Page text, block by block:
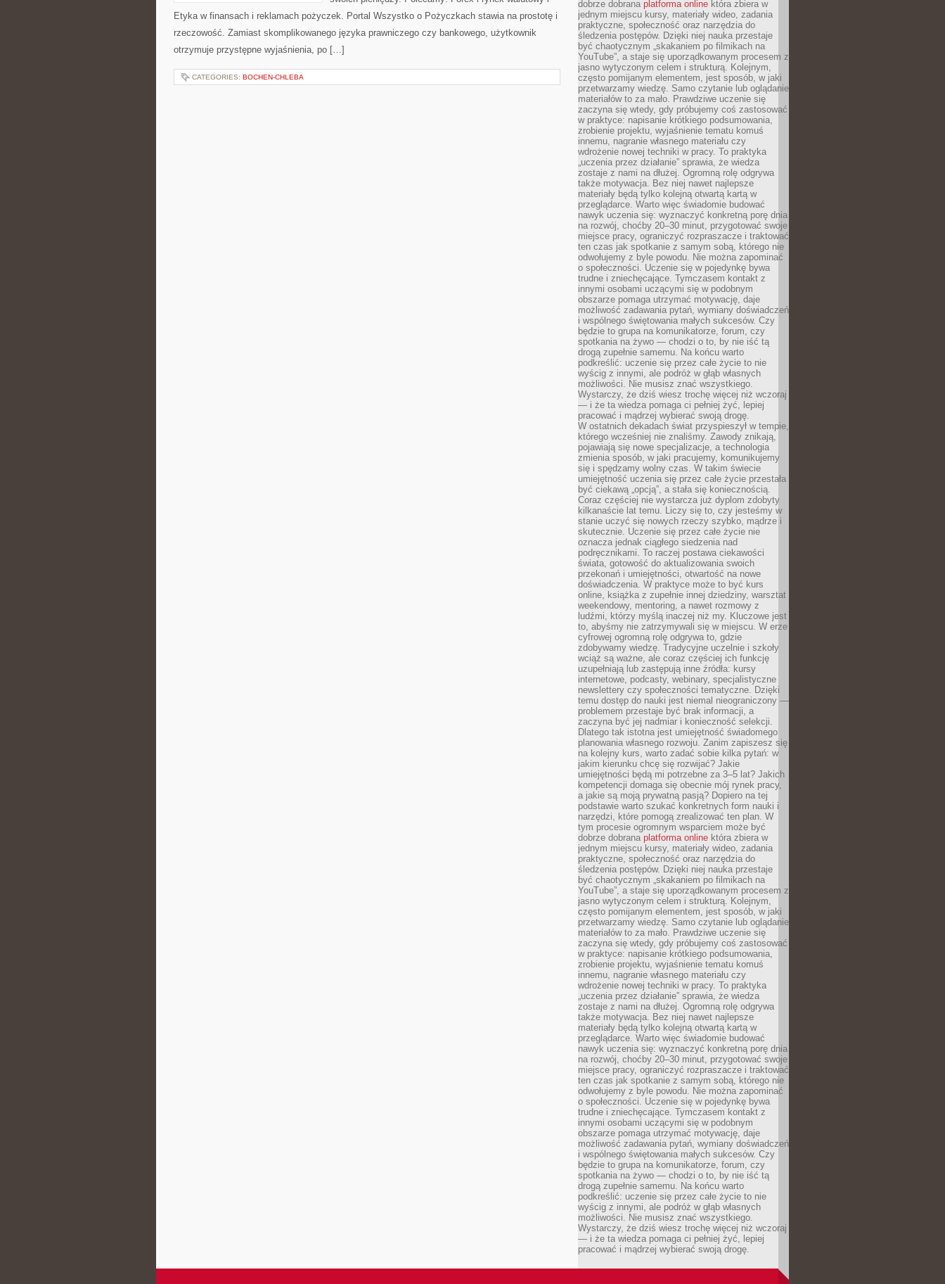
Etyka w finansach i reklamach pożyczek. Portal Wszystko o Pożyczkach stawia na prostotę i
rzeczowość. Zamiast skomplikowanego języka prawniczego czy bankowego, użytkownik
otrzymuje przystępne wyjaśnienia, po […]
CATEGORIES: BOCHEN-CHLEBA
dobrze dobrana platforma online która zbiera w
jednym miejscu kursy, materiały wideo, zadania
praktyczne, społeczność oraz narzędzia do
śledzenia postępów. Dzięki niej nauka przestaje
być chaotycznym „skakaniem po filmikach na
YouTube”, a staje się uporządkowanym procesem z
jasno wytyczonym celem i strukturą. Kolejnym,
często pomijanym elementem, jest sposób, w jaki
przetwarzamy wiedzę. Samo czytanie lub oglądanie
materiałów to za mało. Prawdziwe uczenie się
zaczyna się wtedy, gdy próbujemy coś zastosować
w praktyce: napisanie krótkiego podsumowania,
zrobienie projektu, wyjaśnienie tematu komuś
innemu, nagranie własnego materiału czy
wdrożenie nowej techniki w pracy. To praktyka
„uczenia przez działanie” sprawia, że wiedza
zostaje z nami na dłużej. Ogromną rolę odgrywa
także motywacja. Bez niej nawet najlepsze
materiały będą tylko kolejną otwartą kartą w
przeglądarce. Warto więc świadomie budować
nawyk uczenia się: wyznaczyć konkretną porę dnia
na rozwój, choćby 20–30 minut, przygotować swoje
miejsce pracy, ograniczyć rozpraszacze i traktować
ten czas jak spotkanie z samym sobą, którego nie
odwołujemy z byle powodu. Nie można zapominać
o społeczności. Uczenie się w pojedynkę bywa
trudne i zniechęcające. Tymczasem kontakt z
innymi osobami uczącymi się w podobnym
obszarze pomaga utrzymać motywację, daje
możliwość zadawania pytań, wymiany doświadczeń
i wspólnego świętowania małych sukcesów. Czy
będzie to grupa na komunikatorze, forum, czy
spotkania na żywo — chodzi o to, by nie iść tą
drogą zupełnie samemu. Na końcu warto
podkreślić: uczenie się przez całe życie to nie
wyścig z innymi, ale podróż w głąb własnych
możliwości. Nie musisz znać wszystkiego.
Wystarczy, że dziś wiesz trochę więcej niż wczoraj
— i że ta wiedza pomaga ci pełniej żyć, lepiej
pracować i mądrzej wybierać swoją drogę.
W ostatnich dekadach świat przyspieszył w tempie,
którego wcześniej nie znaliśmy. Zawody znikają,
pojawiają się nowe specjalizacje, a technologia
zmienia sposób, w jaki pracujemy, komunikujemy
się i spędzamy wolny czas. W takim świecie
umiejętność uczenia się przez całe życie przestała
być ciekawą „opcją”, a stała się koniecznością.
Coraz częściej nie wystarcza już dyplom zdobyty
kilkanaście lat temu. Liczy się to, czy jesteśmy w
stanie uczyć się nowych rzeczy szybko, mądrze i
skutecznie. Uczenie się przez całe życie nie
oznacza jednak ciągłego siedzenia nad
podręcznikami. To raczej postawa ciekawości
świata, gotowość do aktualizowania swoich
przekonań i umiejętności, otwartość na nowe
doświadczenia. W praktyce może to być kurs
online, książka z zupełnie innej dziedziny, warsztat
weekendowy, mentoring, a nawet rozmowy z
ludźmi, którzy myślą inaczej niż my. Kluczowe jest
to, abyśmy nie zatrzymywali się w miejscu. W erze
cyfrowej ogromną rolę odgrywa to, gdzie
zdobywamy wiedzę. Tradycyjne uczelnie i szkoły
wciąż są ważne, ale coraz częściej ich funkcję
uzupełniają lub zastępują inne źródła: kursy
internetowe, podcasty, webinary, specjalistyczne
newslettery czy społeczności tematyczne. Dzięki
temu dostęp do nauki jest niemal nieograniczony —
problemem przestaje być brak informacji, a
zaczyna być jej nadmiar i konieczność selekcji.
Dlatego tak istotna jest umiejętność świadomego
planowania własnego rozwoju. Zanim zapiszesz się
na kolejny kurs, warto zadać sobie kilka pytań: w
jakim kierunku chcę się rozwijać? Jakie
umiejętności będą mi potrzebne za 3–5 lat? Jakich
kompetencji domaga się obecnie mój rynek pracy,
a jakie są moją prywatną pasją? Dopiero na tej
podstawie warto szukać konkretnych form nauki i
narzędzi, które pomogą zrealizować ten plan. W
tym procesie ogromnym wsparciem może być
dobrze dobrana platforma online która zbiera w
jednym miejscu kursy, materiały wideo, zadania
praktyczne, społeczność oraz narzędzia do
śledzenia postępów. Dzięki niej nauka przestaje
być chaotycznym „skakaniem po filmikach na
YouTube”, a staje się uporządkowanym procesem z
jasno wytyczonym celem i strukturą. Kolejnym,
często pomijanym elementem, jest sposób, w jaki
przetwarzamy wiedzę. Samo czytanie lub oglądanie
materiałów to za mało. Prawdziwe uczenie się
zaczyna się wtedy, gdy próbujemy coś zastosować
w praktyce: napisanie krótkiego podsumowania,
zrobienie projektu, wyjaśnienie tematu komuś
innemu, nagranie własnego materiału czy
wdrożenie nowej techniki w pracy. To praktyka
„uczenia przez działanie” sprawia, że wiedza
zostaje z nami na dłużej. Ogromną rolę odgrywa
także motywacja. Bez niej nawet najlepsze
materiały będą tylko kolejną otwartą kartą w
przeglądarce. Warto więc świadomie budować
nawyk uczenia się: wyznaczyć konkretną porę dnia
na rozwój, choćby 20–30 minut, przygotować swoje
miejsce pracy, ograniczyć rozpraszacze i traktować
ten czas jak spotkanie z samym sobą, którego nie
odwołujemy z byle powodu. Nie można zapominać
o społeczności. Uczenie się w pojedynkę bywa
trudne i zniechęcające. Tymczasem kontakt z
innymi osobami uczącymi się w podobnym
obszarze pomaga utrzymać motywację, daje
możliwość zadawania pytań, wymiany doświadczeń
i wspólnego świętowania małych sukcesów. Czy
będzie to grupa na komunikatorze, forum, czy
spotkania na żywo — chodzi o to, by nie iść tą
drogą zupełnie samemu. Na końcu warto
podkreślić: uczenie się przez całe życie to nie
wyścig z innymi, ale podróż w głąb własnych
możliwości. Nie musisz znać wszystkiego.
Wystarczy, że dziś wiesz trochę więcej niż wczoraj
— i że ta wiedza pomaga ci pełniej żyć, lepiej
pracować i mądrzej wybierać swoją drogę.